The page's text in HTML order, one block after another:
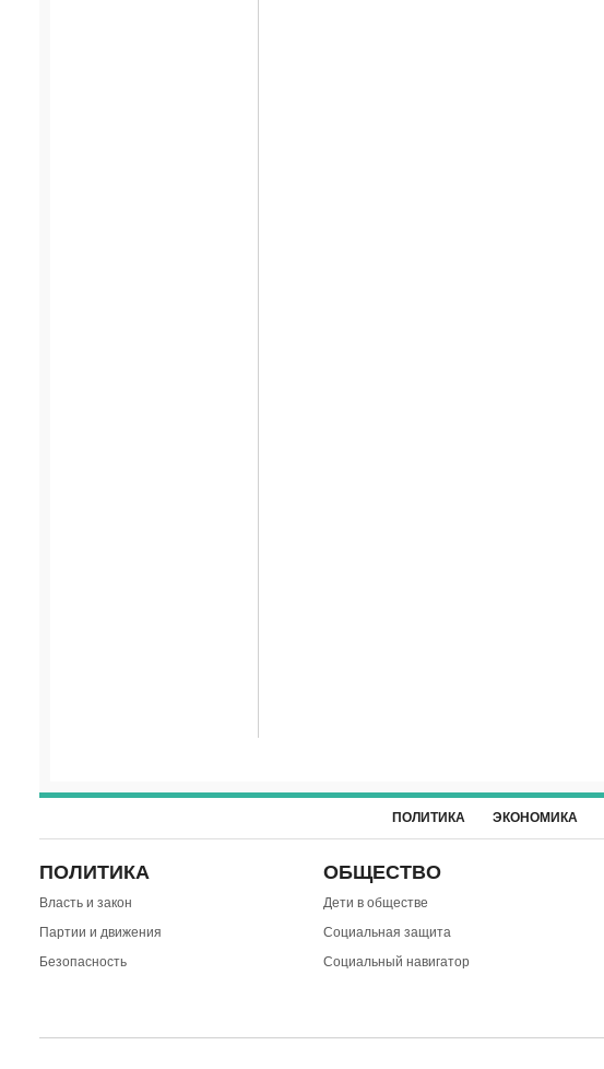
ПОЛИТИКА ЭКОНОМИКА
ПОЛИТИКА
Власть и закон
Партии и движения
Безопасность
ОБЩЕСТВО
Дети в обществе
Социальная защита
Социальный навигатор